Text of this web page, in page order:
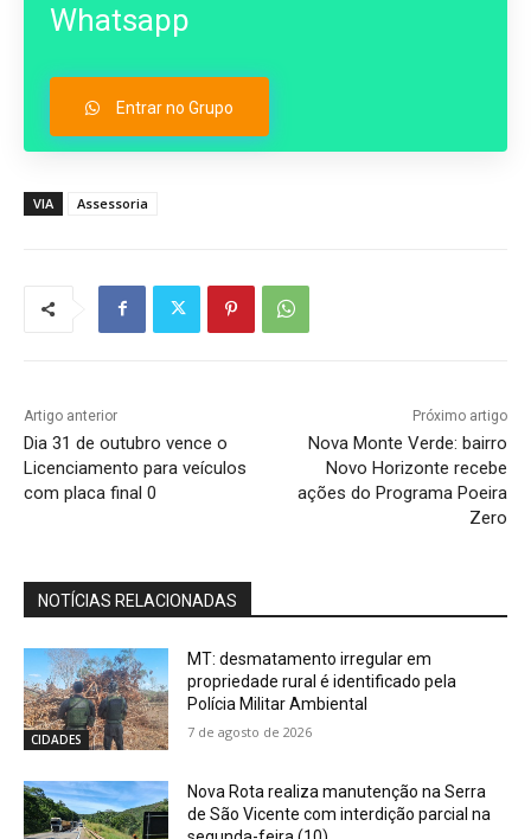
Whatsapp
Entrar no Grupo
VIA Assessoria
Artigo anterior
Dia 31 de outubro vence o
Licenciamento para veículos
com placa final 0
Próximo artigo
Nova Monte Verde: bairro
Novo Horizonte recebe
ações do Programa Poeira
Zero
NOTÍCIAS RELACIONADAS
CIDADES
MT: desmatamento irregular em
propriedade rural é identificado pela
Polícia Militar Ambiental
7 de agosto de 2026
Nova Rota realiza manutenção na Serra
de São Vicente com interdição parcial na